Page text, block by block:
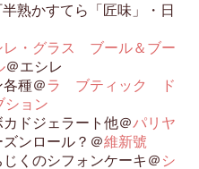
熟かすてら「匠味」・日
レ・グラス ブール＆ブー
＠エシレ
各種＠ラ ブティック ド
ョン
カドジェラート他＠パリヤ
ズンロール？＠維新號
じくのシフォンケーキ＠ シ